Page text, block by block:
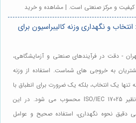
کیفیت و مرکز صنعتی است. | مشاهده و خرید
و نگهداری وزنه کالیبراسیون برای
- دقت در فرآیندهای صنعتی و آزمایشگاهی،
به خروجی های شماست. استفاده از وزنه
نه تنها یک انتخاب، بلکه یک ضرورت برای انطباق با
استانداردهای کیفیت نظیر ISO/IEC 17025 محسوب می شود. در این
دقیق نحوه نگهداری، استفاده صحیح و عوامل